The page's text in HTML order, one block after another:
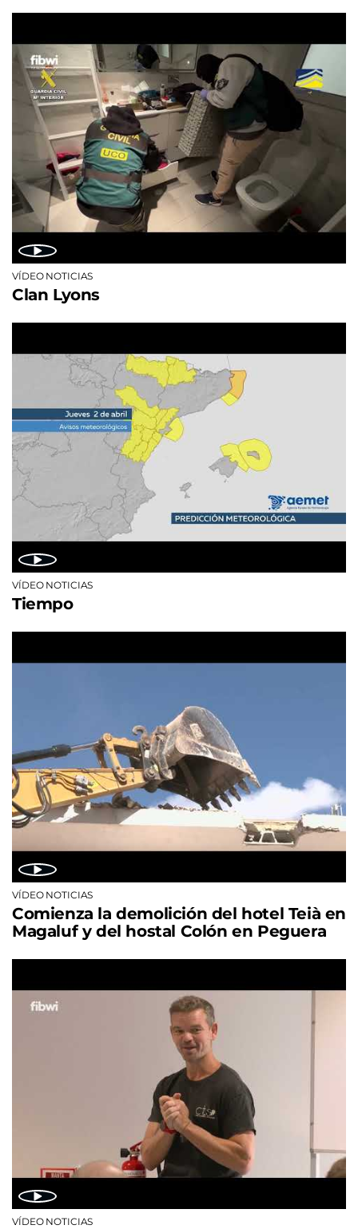
VÍDEO NOTICIAS
Clan Lyons
VÍDEO NOTICIAS
Tiempo
VÍDEO NOTICIAS
Comienza la demolición del hotel Teià en
Magaluf y del hostal Colón en Peguera
VÍDEO NOTICIAS